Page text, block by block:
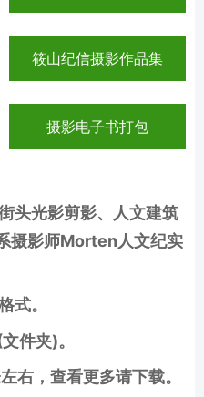
筱山纪信摄影作品集
摄影电子书打包
头光影剪影、人文建筑
摄影师Morten人文纪实
式。
件夹)。
右，查看更多请下载。